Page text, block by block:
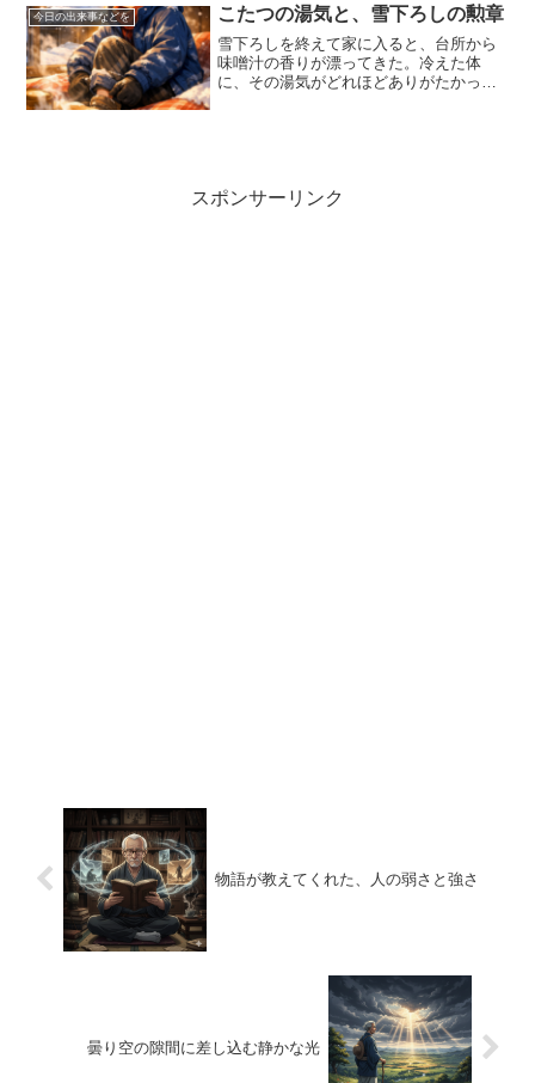
一日を振り返ると、特別な...
今日の出来事などを こたつの湯気と、雪下ろしの勲章
雪下ろしを終えて家に入ると、台所から
味噌汁の香りが漂ってきた。冷えた体
に、その湯気がどれほどありがたかった
スポンサーリンク
物語が教えてくれた、人の弱さと強さ
曇り空の隙間に差し込む静かな光